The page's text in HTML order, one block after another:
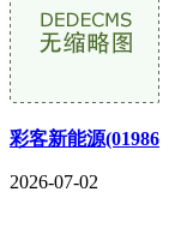
彩客新能源(01986
2026-07-02